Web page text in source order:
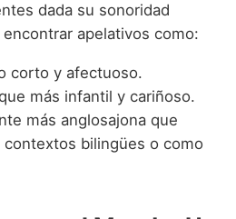
dada su sonoridad
apelativos como:
corto y afectuoso.
más infantil y cariñoso.
más anglosajona que
contextos bilingües o como